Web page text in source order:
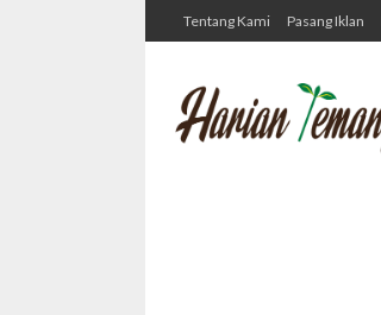
Tentang Kami Pasang Iklan